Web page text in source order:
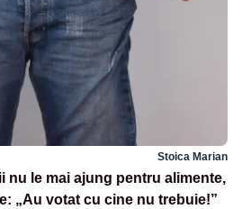
Stoica Marian
nu le mai ajung pentru alimente,
„Au votat cu cine nu trebuie!”